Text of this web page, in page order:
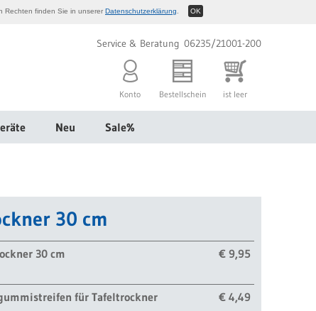
Service & Beratung 06235/21001-200
Konto Bestellschein ist leer
Neu Sale%
30 cm
30 cm € 9,95
für Tafeltrockner € 4,49
Rechten finden Sie in unserer Datenschutzerklärung OK